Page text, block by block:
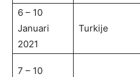
6 – 10
Januari
2021
Turkije
7 – 10